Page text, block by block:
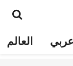
عربي العالم